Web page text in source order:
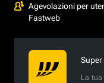
Agevolazioni per
Fastweb
La